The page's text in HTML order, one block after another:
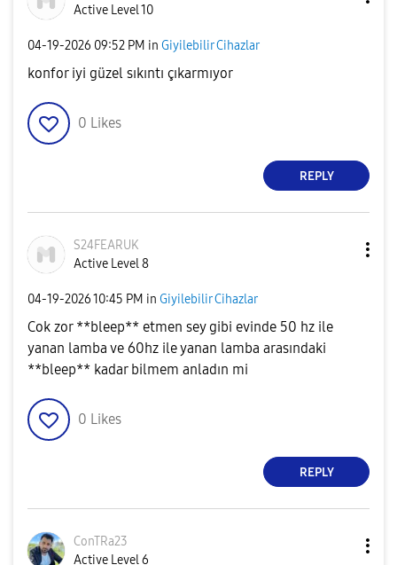
Active Level 10
‎04-19-2026 09:52 PM in Giyilebilir Cihazlar
konfor iyi güzel sıkıntı çıkarmıyor
0 Likes
REPLY
S24FEARUK
Active Level 8
‎04-19-202610:45 PM in Giyilebilir Cihazlar
Cok zor **bleep** etmen sey gibi evinde 50 hz ile
yanan lamba ve 60hz ile yanan lamba arasındaki
**bleep** kadar bilmem anladın mi
0 Likes
REPLY
ConTRa23
Active Level 6